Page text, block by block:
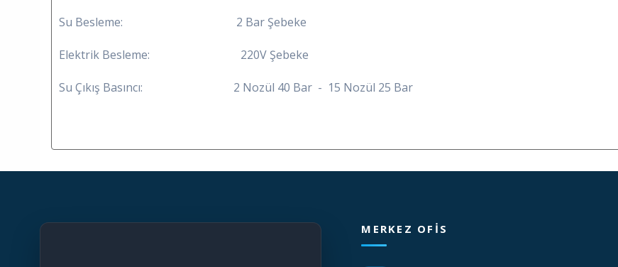
Su Besleme: 2 Bar Şebeke
Elektrik Besleme: 220V Şebeke
Su Çıkış Basıncı: 2 Nozül 40 Bar - 15 Nozül 25 Bar
MERKEZ OFIS